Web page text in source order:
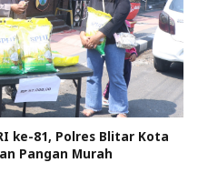
ke-81, Polres Blitar Kota
Pangan Murah